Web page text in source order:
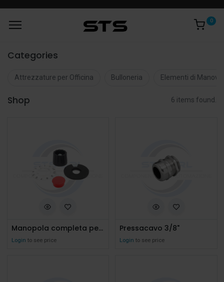
0
Categories
Attrezzature per Officina Bulloneria Elementi di
Shop 6 items found.
Manopola completa per Potenziometro D.22
Login to see price
Pressacavo 3/8"
Login to see price